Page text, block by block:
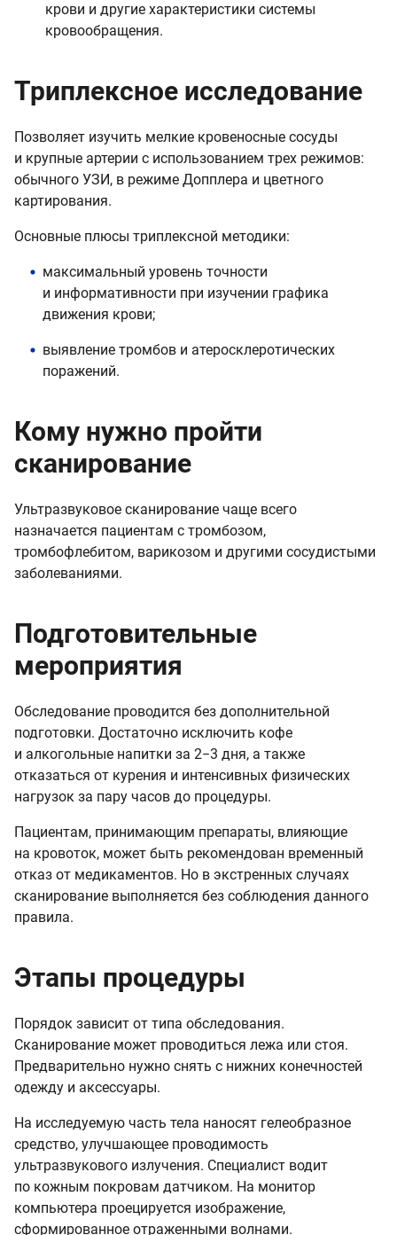
крови и другие характеристики системы
кровообращения.
Триплексное исследование
Позволяет изучить мелкие кровеносные сосуды
и крупные артерии с использованием трех режимов:
обычного УЗИ, в режиме Допплера и цветного
картирования.
Основные плюсы триплексной методики:
максимальный уровень точности
и информативности при изучении графика
движения крови;
выявление тромбов и атеросклеротических
поражений.
Кому нужно пройти
сканирование
Ультразвуковое сканирование чаще всего
назначается пациентам с тромбозом,
тромбофлебитом, варикозом и другими сосудистыми
заболеваниями.
Подготовительные
мероприятия
Обследование проводится без дополнительной
подготовки. Достаточно исключить кофе
и алкогольные напитки за 2−3 дня, а также
отказаться от курения и интенсивных физических
нагрузок за пару часов до процедуры.
Пациентам, принимающим препараты, влияющие
на кровоток, может быть рекомендован временный
отказ от медикаментов. Но в экстренных случаях
сканирование выполняется без соблюдения данного
правила.
Этапы процедуры
Порядок зависит от типа обследования.
Сканирование может проводиться лежа или стоя.
Предварительно нужно снять с нижних конечностей
одежду и аксессуары.
На исследуемую часть тела наносят гелеобразное
средство, улучшающее проводимость
ультразвукового излучения. Специалист водит
по кожным покровам датчиком. На монитор
компьютера проецируется изображение,
сформированное отраженными волнами.